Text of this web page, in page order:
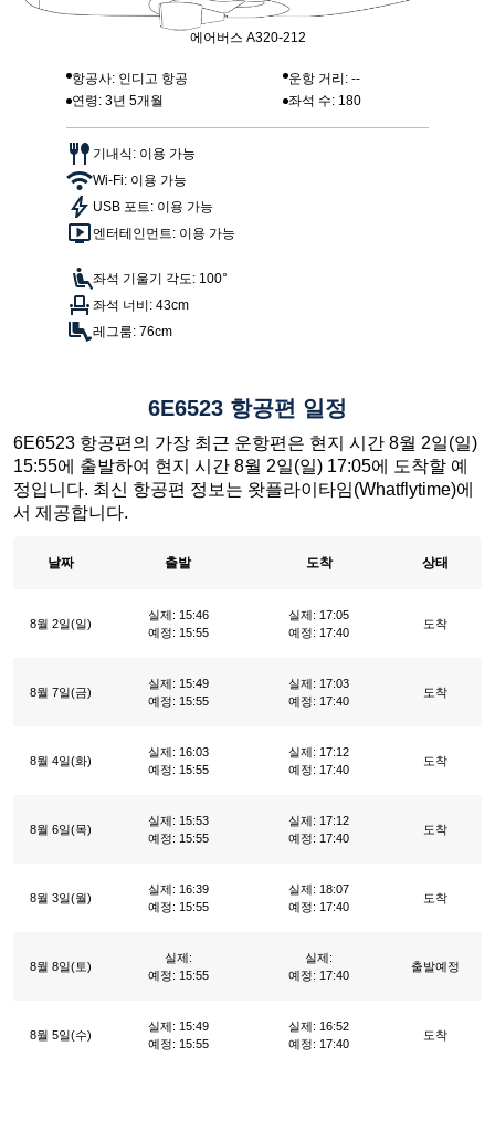
에어버스 A320-212
항공사: 인디고 항공
운항 거리: --
연령: 3년 5개월
좌석 수: 180
기내식: 이용 가능
Wi-Fi: 이용 가능
USB 포트: 이용 가능
엔터테인먼트: 이용 가능
좌석 기울기 각도: 100°
좌석 너비: 43cm
레그룸: 76cm
6E6523 항공편 일정
6E6523 항공편의 가장 최근 운항편은 현지 시간 8월 2일(일)
15:55에 출발하여 현지 시간 8월 2일(일) 17:05에 도착할 예
정입니다. 최신 항공편 정보는 왓플라이타임(Whatflytime)에
서 제공합니다.
날짜 출발 도착 상태
8월 2일(일)
실제: 15:46
예정: 15:55
실제: 17:05
예정: 17:40
도착
8월 7일(금)
실제: 15:49
예정: 15:55
실제: 17:03
예정: 17:40
도착
8월 4일(화)
실제: 16:03
예정: 15:55
실제: 17:12
예정: 17:40
도착
8월 6일(목)
실제: 15:53
예정: 15:55
실제: 17:12
예정: 17:40
도착
8월 3일(월)
실제: 16:39
예정: 15:55
실제: 18:07
예정: 17:40
도착
8월 8일(토)
실제:
예정: 15:55
실제:
예정: 17:40
출발예정
8월 5일(수)
실제: 15:49
예정: 15:55
실제: 16:52
예정: 17:40
도착